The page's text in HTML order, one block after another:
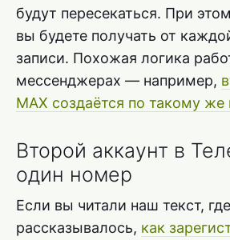
будут пересекаться. При
вы будете получать от
записи. Похожая логика
мессенджерах — например,
MAX создаётся по такому же
Второй аккаунт в
один номер
Если вы читали наш текст, где
рассказывалось, как